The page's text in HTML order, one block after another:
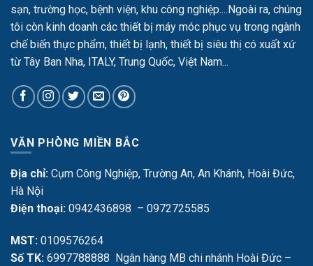
sạn, trường học, bệnh viện, khu công nghiệp....Ngoài ra, chúng
tôi còn kinh doanh các thiết bị máy móc phục vụ trong ngành
chế biến thực phẩm, thiết bị lạnh, thiết bị siêu thị có xuất xứ
từ Tây Ban Nha, ITALY, Trung Quốc, Việt Nam...
VĂN PHÒNG MIỀN BẮC
Địa chỉ: Cụm Công Nghiệp, Trường An, An Khánh, Hoài Đức,
Hà Nội
Điện thoại: 0942436898 – 0972725585
MST: 0109576264
Số TK: 6997788888 Ngân hàng MB chi nhánh Hoài Đức –